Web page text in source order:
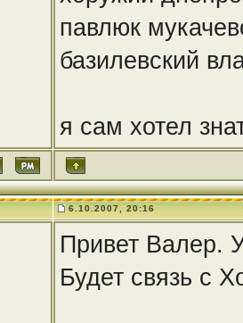
павлюк
базилевский
я сам хотел
6.10.2007, 20:16
Привет Валер.
Будет связь с